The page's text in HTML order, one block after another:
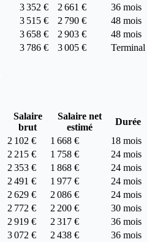
3 352 € 2 661 €
36 mois
3 515 € 2 790 €
48 mois
3 658 € 2 903 €
48 mois
3 786 € 3 005 € Terminal
Salaire
brut
Salaire net
estimé
Durée
2 102 € 1 668 €
18 mois
2 215 € 1 758 €
24 mois
2 353 € 1 868 €
24 mois
2 491 € 1 977 €
24 mois
2 629 € 2 086 €
24 mois
2 772 € 2 200 €
30 mois
2 919 € 2 317 €
36 mois
3 072 € 2 438 €
36 mois